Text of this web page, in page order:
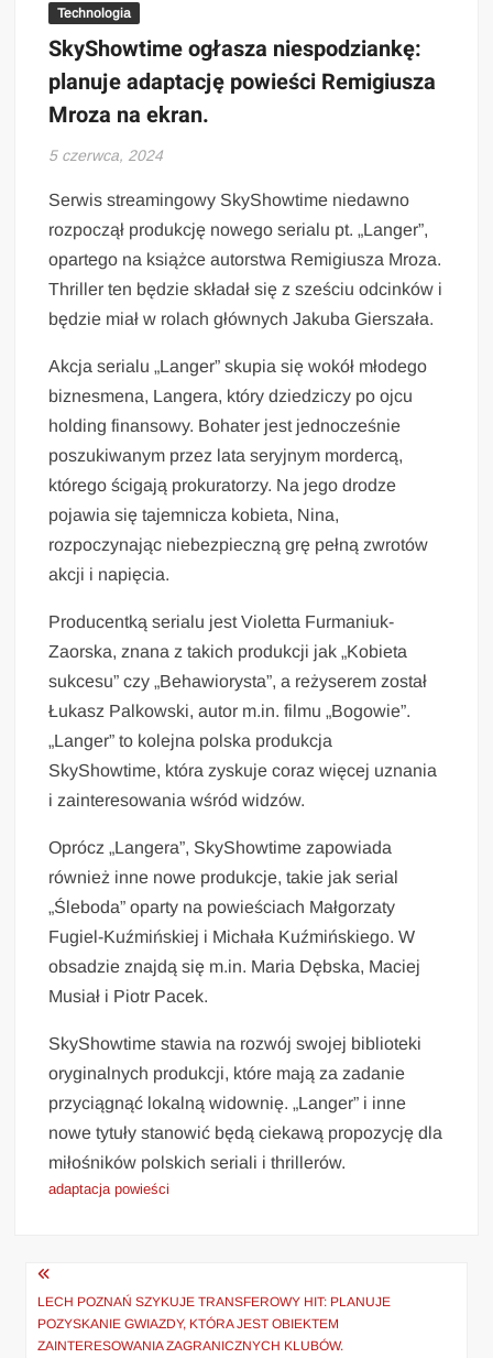
Technologia
SkyShowtime ogłasza niespodziankę:
planuje adaptację powieści Remigiusza
Mroza na ekran.
5 czerwca, 2024
Serwis streamingowy SkyShowtime niedawno
rozpoczął produkcję nowego serialu pt. „Langer”,
opartego na książce autorstwa Remigiusza Mroza.
Thriller ten będzie składał się z sześciu odcinków i
będzie miał w rolach głównych Jakuba Gierszała.
Akcja serialu „Langer” skupia się wokół młodego
biznesmena, Langera, który dziedziczy po ojcu
holding finansowy. Bohater jest jednocześnie
poszukiwanym przez lata seryjnym mordercą,
którego ścigają prokuratorzy. Na jego drodze
pojawia się tajemnicza kobieta, Nina,
rozpoczynając niebezpieczną grę pełną zwrotów
akcji i napięcia.
Producentką serialu jest Violetta Furmaniuk-
Zaorska, znana z takich produkcji jak „Kobieta
sukcesu” czy „Behawiorysta”, a reżyserem został
Łukasz Palkowski, autor m.in. filmu „Bogowie”.
„Langer” to kolejna polska produkcja
SkyShowtime, która zyskuje coraz więcej uznania
i zainteresowania wśród widzów.
Oprócz „Langera”, SkyShowtime zapowiada
również inne nowe produkcje, takie jak serial
„Śleboda” oparty na powieściach Małgorzaty
Fugiel-Kuźmińskiej i Michała Kuźmińskiego. W
obsadzie znajdą się m.in. Maria Dębska, Maciej
Musiał i Piotr Pacek.
SkyShowtime stawia na rozwój swojej biblioteki
oryginalnych produkcji, które mają za zadanie
przyciągnąć lokalną widownię. „Langer” i inne
nowe tytuły stanowić będą ciekawą propozycję dla
miłośników polskich seriali i thrillerów.
adaptacja powieści
Nawigacja
wpisu
LECH POZNAŃ SZYKUJE TRANSFEROWY HIT: PLANUJE
POZYSKANIE GWIAZDY, KTÓRA JEST OBIEKTEM
ZAINTERESOWANIA ZAGRANICZNYCH KLUBÓW.